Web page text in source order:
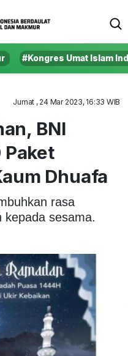
#Kongres Umat Islam
Jumat , 24 Mar 2023, 16:33 WIB
BNI
Paket
Dhuafa
rasa
kepada sesama.